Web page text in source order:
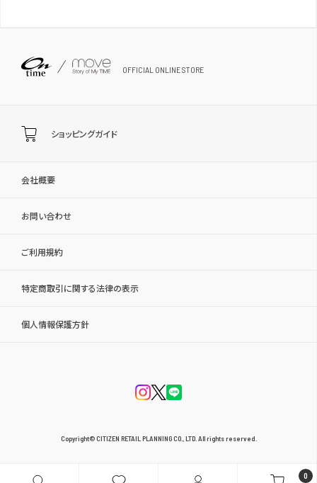
0
OFFICIAL ONLINE STORE
会社概要
お問い合わせ
ご利用規約
特定商取引に関する法律の表示
個人情報保護方針
ショッピングガイド
Copyright© CITIZEN RETAIL PLANNING CO., LTD. All rights reserved.